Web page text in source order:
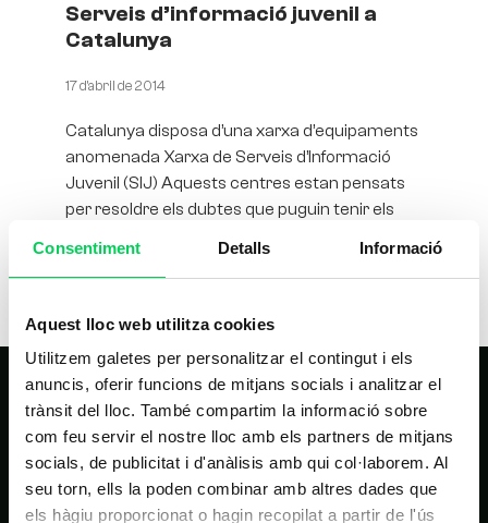
Consentiment Detalls Informació
Aquest lloc web utilitza cookies
Utilitzem galetes per personalitzar el contingut i els
anuncis, oferir funcions de mitjans socials i analitzar el
trànsit del lloc. També compartim la informació sobre
com feu servir el nostre lloc amb els partners de mitjans
socials, de publicitat i d'anàlisis amb qui col·laborem. Al
seu torn, ells la poden combinar amb altres dades que
els hàgiu proporcionat o hagin recopilat a partir de l'ús
Serveis d’informació juvenil a
Catalunya
17 d'abril de 2014
Catalunya disposa d’una xarxa d’equipaments
anomenada Xarxa de Serveis d’Informació
Juvenil (SIJ) Aquests centres estan pensats
per resoldre els dubtes que puguin tenir els